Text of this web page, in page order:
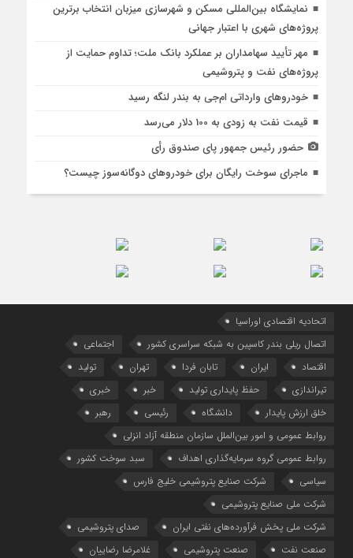
نمایشگاه بین‌المللی مسکن و شهرسازی میزبان انتخاب برترین
پروژه‌های شهری با اعتبار جهانی
مهر تأیید سهامداران بر عملکرد بانک ملت؛ تداوم حمایت از
پروژه‌های نفت و پتروشیمی
خودروهای وارداتی ام‌جی به بندر لنگه رسید
قیمت نفت به زودی به 100 دلار می‌رسد
حضور رئیس جمهور پای صندوق رأی
ماجرای سوخت رایگان برای خودروهای دوگانه‌سوز چیست؟
اتحادیه اقتصادی اوراسیا
اتصال ریلی بندر کاسپین به شبکه سراسری کشور
اجتماعی
اقتصاد
ایران تابان فردا تهران
تولید
تیراندازی
حفظ پایداری تولید خبر
خبری
خلق ارزش پایدار
دانشگاه رئیسی
رهبر
روابط عمومی و امور بین‌الملل سازمان منطقه آزاد انزلی
روابط عمومی گروه سرمایه‌گذاری اهداف
سبد سوخت کشور
سیاسی
شرکت صنایع پتروشیمی خلیج فارس
شرکت ملی صنایع پتروشیمی
شرکت ملی پخش فرآورده‌های نفتی ایران
صدای پتروشیمی
صنعت نفت
صنعت پتروشیمی غلامرضا رضاییان